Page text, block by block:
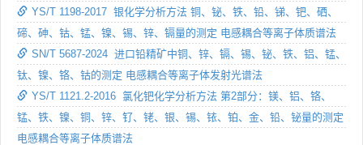
YS/T 1198-2017 银化学分析方法 铜、铋、铁、铅、锑、钯、硒、
碲、砷、钴、锰、镍、锡、锌、镉量的测定 电感耦合等离子体质谱法
SN/T 5687-2024 进口铅精矿中铜、锌、镉、锡、铋、铁、铝、锰、
钛、镍、铬、钴的测定 电感耦合等离子体发射光谱法
YS/T 1121.2-2016 氯化钯化学分析方法 第2部分：镁、铝、铬、
锰、铁、镍、铜、锌、钌、铑、银、锡、铱、铂、金、铅、铋量的测定
电感耦合等离子体质谱法